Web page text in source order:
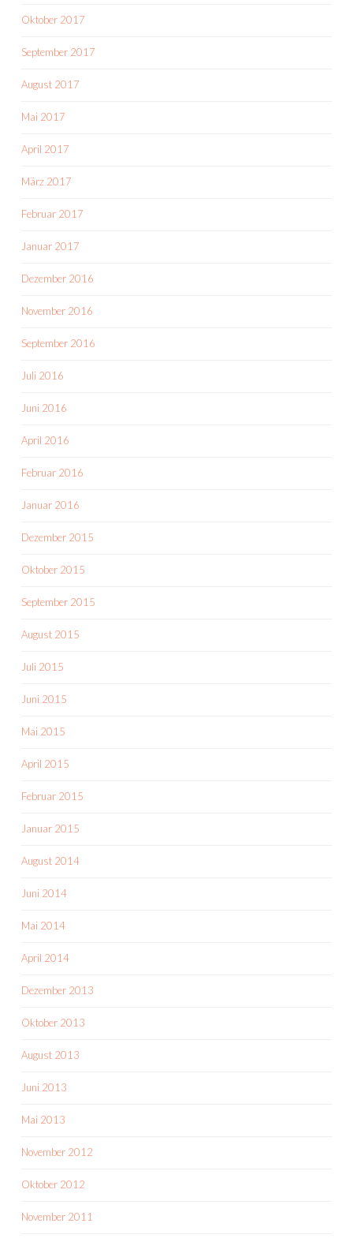
Oktober 2017
September 2017
August 2017
Mai 2017
April 2017
März 2017
Februar 2017
Januar 2017
Dezember 2016
November 2016
September 2016
Juli 2016
Juni 2016
April 2016
Februar 2016
Januar 2016
Dezember 2015
Oktober 2015
September 2015
August 2015
Juli 2015
Juni 2015
Mai 2015
April 2015
Februar 2015
Januar 2015
August 2014
Juni 2014
Mai 2014
April 2014
Dezember 2013
Oktober 2013
August 2013
Juni 2013
Mai 2013
November 2012
Oktober 2012
November 2011